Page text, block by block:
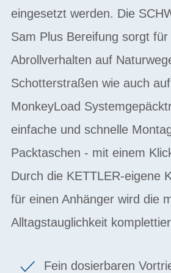
eingesetzt werden. Die
Sam Plus Bereifung sorgt
Abrollverhalten auf
Schotterstraßen wie auch
MonkeyLoad
einfache und schnelle
Packtaschen - mit einem
Durch die KETTLER-eigene
für einen Anhänger wird die
Alltagstauglichkeit
Fein dosierbaren